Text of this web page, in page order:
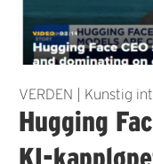
VERDEN | Kunstig
Hugging
KI-